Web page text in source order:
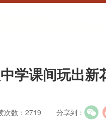
学课间玩出新
次数：2719 分享到：